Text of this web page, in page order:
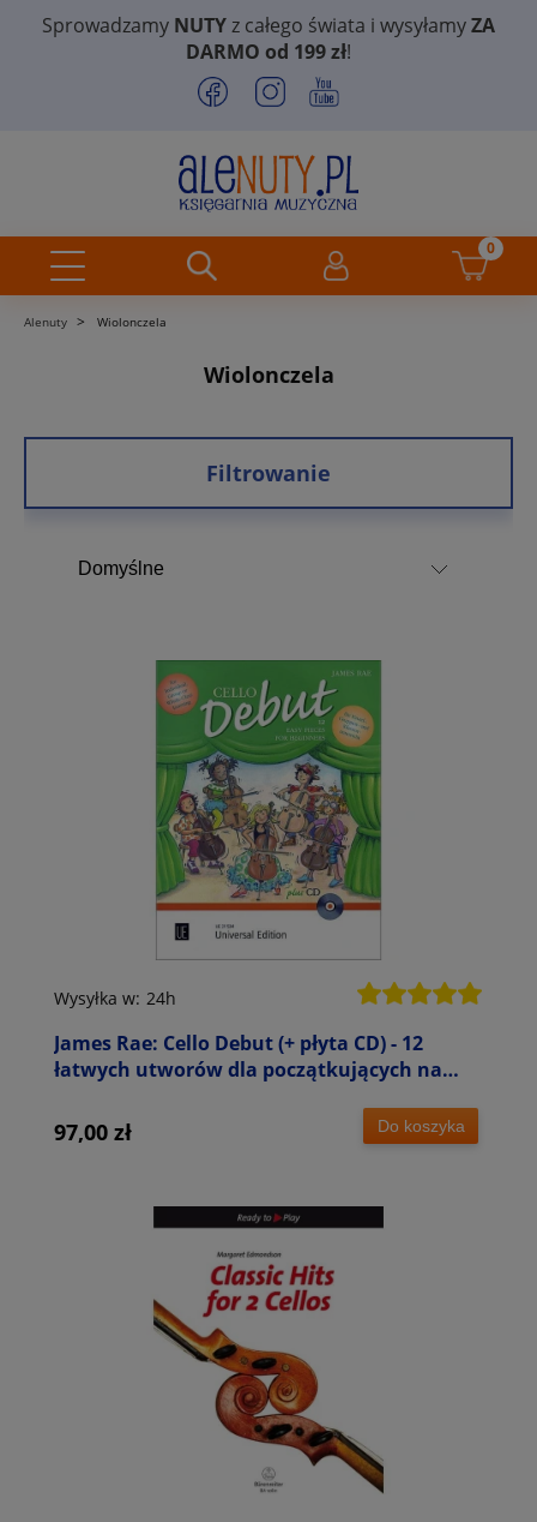
Sprowadzamy NUTYz całego świata i wysyłamyZA
DARMO od 199 zł!
Alenuty > Wiolonczela
Wiolonczela
Filtrowanie
James Rae: Cello Debut (+ płyta CD) - 12
łatwych utworów dla początkujących na
Wysyłka w: 24h
97,00 zł Do koszyka